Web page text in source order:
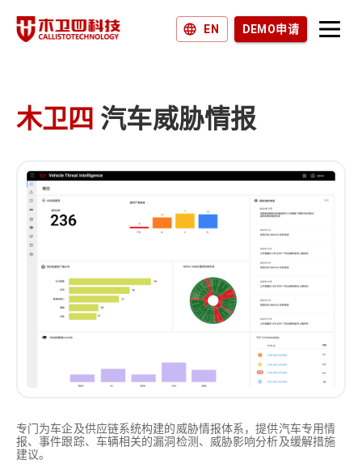
EN
DEMO申请
新闻和博客
木卫四 汽车威胁情报
专门为车企及供应链系统构建的威胁情报体系，提供汽车专用情
报、事件跟踪、车辆相关的漏洞检测、威胁影响分析及缓解措施
建议。